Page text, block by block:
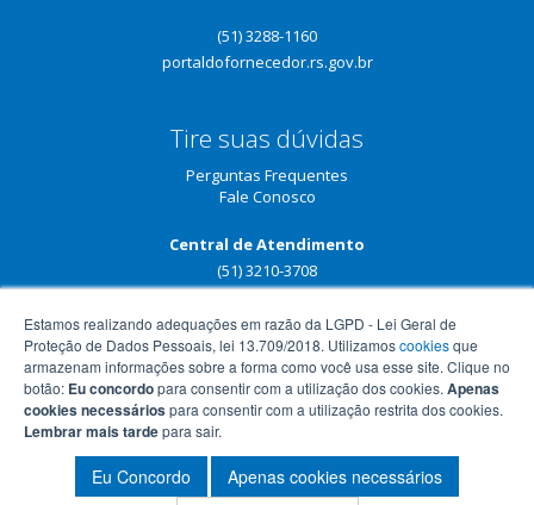
(51) 3288-1160
portaldofornecedor.rs.gov.br
Tire suas dúvidas
Perguntas Frequentes
Fale Conosco
Central de Atendimento
(51) 3210-3708
Estamos realizando adequações em razão da LGPD - Lei Geral de
Proteção de Dados Pessoais, lei 13.709/2018. Utilizamoscookiesque
armazenam informações sobre a forma como você usa esse site. Clique no
botão: Eu concordopara consentir com a utilização dos cookies. Apenas
cookies necessáriospara consentir com a utilização restrita dos cookies.
Lembrar mais tardepara sair.
Eu Concordo Apenas cookies necessários